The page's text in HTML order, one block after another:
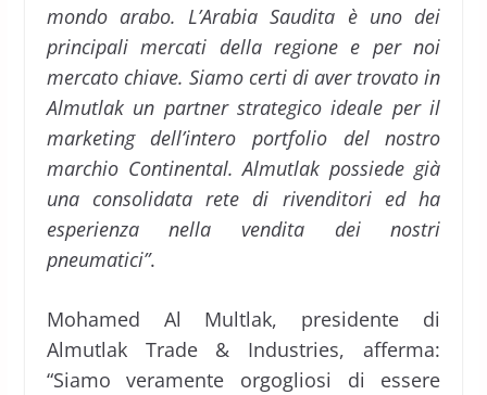
mondo arabo. L’Arabia Saudita è uno dei
principali mercati della regione e per noi
mercato chiave. Siamo certi di aver trovato in
Almutlak un partner strategico ideale per il
marketing dell’intero portfolio del nostro
marchio Continental. Almutlak possiede già
una consolidata rete di rivenditori ed ha
esperienza nella vendita dei nostri
pneumatici”.
Mohamed Al Multlak, presidente di
Almutlak Trade & Industries, afferma:
“Siamo veramente orgogliosi di essere